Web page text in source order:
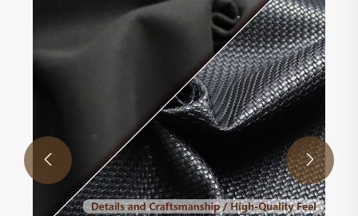
 